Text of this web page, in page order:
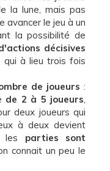
la lune, mais pas
avancer le jeu à un
la possibilité de
décisives
, qui à lieu trois fois
de joueurs :
de 2 à 5 joueurs
deux joueurs qui
à deux devient
les parties sont
connait un peu le